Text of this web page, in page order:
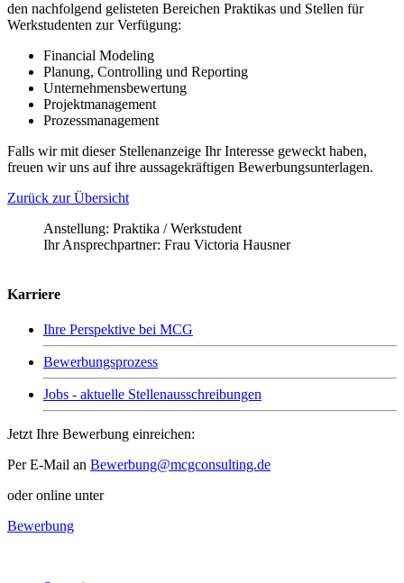
den nachfolgend gelisteten Bereichen Praktikas und Stellen für
Werkstudenten zur Verfügung:
Financial Modeling
Planung, Controlling und Reporting
Unternehmensbewertung
Projektmanagement
Prozessmanagement
Falls wir mit dieser Stellenanzeige Ihr Interesse geweckt haben,
freuen wir uns auf ihre aussagekräftigen Bewerbungsunterlagen.
Zurück zur Übersicht
Anstellung: Praktika / Werkstudent
Ihr Ansprechpartner: Frau Victoria Hausner
Karriere
Ihre Perspektive bei MCG
Bewerbungsprozess
Jobs - aktuelle Stellenausschreibungen
Jetzt Ihre Bewerbung einreichen:
Per E-Mail an Bewerbung@mcgconsulting.de
oder online unter
Bewerbung